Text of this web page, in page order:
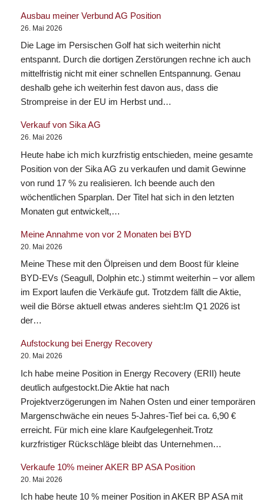
Ausbau meiner Verbund AG Position
26. Mai 2026
Die Lage im Persischen Golf hat sich weiterhin nicht
entspannt. Durch die dortigen Zerstörungen rechne ich auch
mittelfristig nicht mit einer schnellen Entspannung. Genau
deshalb gehe ich weiterhin fest davon aus, dass die
Strompreise in der EU im Herbst und…
Verkauf von Sika AG
26. Mai 2026
Heute habe ich mich kurzfristig entschieden, meine gesamte
Position von der Sika AG zu verkaufen und damit Gewinne
von rund 17 % zu realisieren. Ich beende auch den
wöchentlichen Sparplan. Der Titel hat sich in den letzten
Monaten gut entwickelt,…
Meine Annahme von vor 2 Monaten bei BYD
20. Mai 2026
Meine These mit den Ölpreisen und dem Boost für kleine
BYD-EVs (Seagull, Dolphin etc.) stimmt weiterhin – vor allem
im Export laufen die Verkäufe gut. Trotzdem fällt die Aktie,
weil die Börse aktuell etwas anderes sieht:Im Q1 2026 ist
der…
Aufstockung bei Energy Recovery
20. Mai 2026
Ich habe meine Position in Energy Recovery (ERII) heute
deutlich aufgestockt.Die Aktie hat nach
Projektverzögerungen im Nahen Osten und einer temporären
Margenschwäche ein neues 5-Jahres-Tief bei ca. 6,90 €
erreicht. Für mich eine klare Kaufgelegenheit.Trotz
kurzfristiger Rückschläge bleibt das Unternehmen…
Verkaufe 10% meiner AKER BP ASA Position
20. Mai 2026
Ich habe heute 10 % meiner Position in AKER BP ASA mit